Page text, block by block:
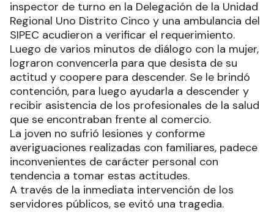
inspector de turno en la Delegación de la Unidad
Regional Uno Distrito Cinco y una ambulancia del
SIPEC acudieron a verificar el requerimiento.
Luego de varios minutos de diálogo con la mujer,
lograron convencerla para que desista de su
actitud y coopere para descender. Se le brindó
contención, para luego ayudarla a descender y
recibir asistencia de los profesionales de la salud
que se encontraban frente al comercio.
La joven no sufrió lesiones y conforme
averiguaciones realizadas con familiares, padece
inconvenientes de carácter personal con
tendencia a tomar estas actitudes.
A través de la inmediata intervención de los
servidores públicos, se evitó una tragedia.